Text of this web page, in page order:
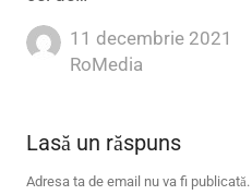
11 decembrie 2021
Author
RoMedia
Lasă un răspuns
Adresa ta de email nu va fi publicată.